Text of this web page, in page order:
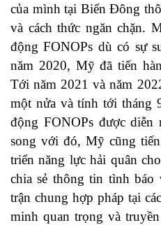
của mình tại Biển Đông
và cách thức ngăn chặn.
động FONOPs dù có sự
năm 2020, Mỹ đã tiến
Tới năm 2021 và năm
một nửa và tính tới tháng
động FONOPs được diễn
song với đó, Mỹ cũng
triển năng lực hải quân
chia sẻ thông tin tình báo
trận chung hợp pháp tại
minh quan trọng và